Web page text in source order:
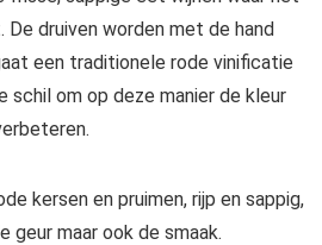
druiven worden met de hand
een traditionele rode vinificatie
schil om op deze manier de kleur
kersen en pruimen, rijp en sappig,
geur maar ook de smaak.